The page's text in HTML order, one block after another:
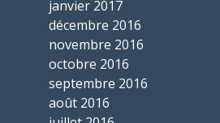
janvier 2017
décembre 2016
novembre 2016
octobre 2016
septembre 2016
août 2016